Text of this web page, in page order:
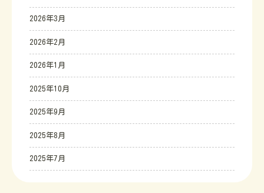
2026年3月
2026年2月
2026年1月
2025年10月
2025年9月
2025年8月
2025年7月